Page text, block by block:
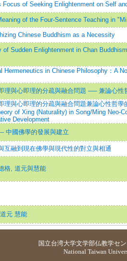
Focus of Seeking Enlightenment on Self
of the Four-Sentence Teaching in
Chinese Buddhism as a Necessity
of Sudden Enlightenment in Chan
Hermeneutics in Chinese Philosophy：A
理與心即理的分疏與融合問題 ── 兼論心性
理與心即理的分疏與融合問題兼論心性哲學
of Xing (Naturality) in Song/Ming Neo-
Development
中國佛學的發展與建立
互融到現在佛學與現代性的對立與相通
格, 道元與慧能
元 慧能
国立台湾大学文学部仏教学セ
National Taiwan